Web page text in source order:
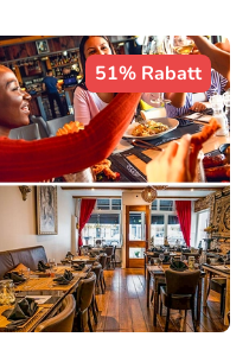
51% Rabatt